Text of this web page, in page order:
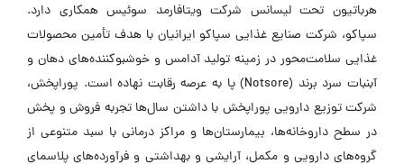
هرباتیون تحت لیسانس شرکت ویتافارمد سوئیس همکاری دارد.
سپاکو، شرکت صنایع غذایی سپاکو ایرانیان با هدف تأمین محصولات
غذایی سلامت‌محور در زمینه تولید آدامس و خوشبوکننده‌های دهان و
آبنبات سرد برند (Notsore) پا به عرصه رقابت نهاده است. پوراپخش،
شرکت توزیع دارویی پوراپخش با داشتن سال‌ها تجربه فروش و پخش
در سطح داروخانه‌ها، بیمارستان‌ها و مراکز درمانی با سبد متنوعی از
گروه‌های دارویی و مکمل، آرایشی و بهداشتی و فرآورده‌های پلاسمای